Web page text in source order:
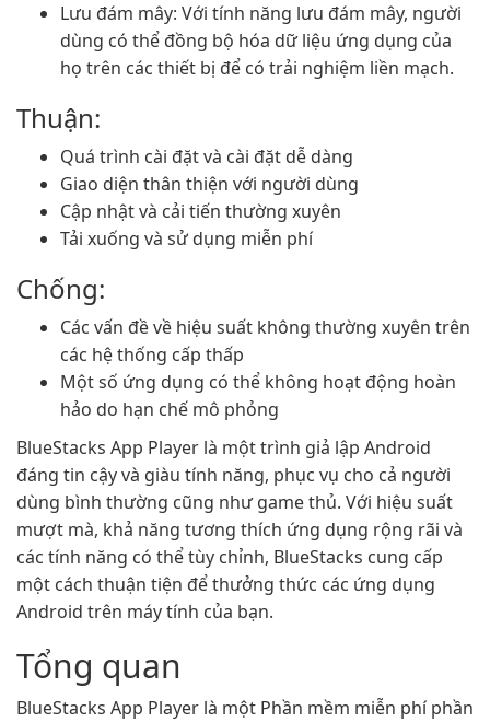
Lưu đám mây: Với tính năng lưu đám mây, người
dùng có thể đồng bộ hóa dữ liệu ứng dụng của
họ trên các thiết bị để có trải nghiệm liền mạch.
Thuận:
Quá trình cài đặt và cài đặt dễ dàng
Giao diện thân thiện với người dùng
Cập nhật và cải tiến thường xuyên
Tải xuống và sử dụng miễn phí
Chống:
Các vấn đề về hiệu suất không thường xuyên trên
các hệ thống cấp thấp
Một số ứng dụng có thể không hoạt động hoàn
hảo do hạn chế mô phỏng
BlueStacks App Player là một trình giả lập Android
đáng tin cậy và giàu tính năng, phục vụ cho cả người
dùng bình thường cũng như game thủ. Với hiệu suất
mượt mà, khả năng tương thích ứng dụng rộng rãi và
các tính năng có thể tùy chỉnh, BlueStacks cung cấp
một cách thuận tiện để thưởng thức các ứng dụng
Android trên máy tính của bạn.
Tổng quan
BlueStacks App Player là một Phần mềm miễn phí phần